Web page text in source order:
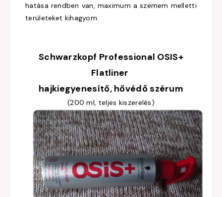
hatása rendben van, maximum a szemem melletti
területeket kihagyom.
Schwarzkopf Professional OSIS+
Flatliner
hajkiegyenesítő, hővédő szérum
(200 ml, teljes kiszerelés)